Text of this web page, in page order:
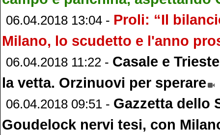
06.04.2018 13:04 - Proli: “Il
Milano, lo scudetto e l'anno
06.04.2018 11:22 - Casale e
la vetta. Orzinuovi per sperare
06.04.2018 09:51 - Gazzetta dello
Goudelock nervi tesi, con